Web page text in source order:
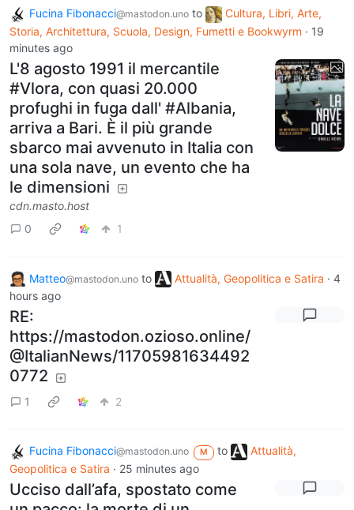
Fucina Fibonacci@mastodon.uno to
Cultura, Libri, Arte,
Storia, Architettura, Scuola, Design, Fumetti e Bookwyrm · 19
minutes ago
L'8 agosto 1991 il mercantile
#Vlora, con quasi 20.000
profughi in fuga dall' #Albania,
arriva a Bari. È il più grande
sbarco mai avvenuto in Italia con
una sola nave, un evento che ha
le dimensioni
cdn.masto.host
0
1
Matteo@mastodon.uno to Attualità, Geopolitica e Satira · 4
hours ago
RE:
https://mastodon.ozioso.online/
@ItalianNews/11705981634492
0772
1 2
Fucina Fibonacci@mastodon.uno M to
Attualità,
Geopolitica e Satira · 25 minutes ago
Ucciso dall’afa, spostato come